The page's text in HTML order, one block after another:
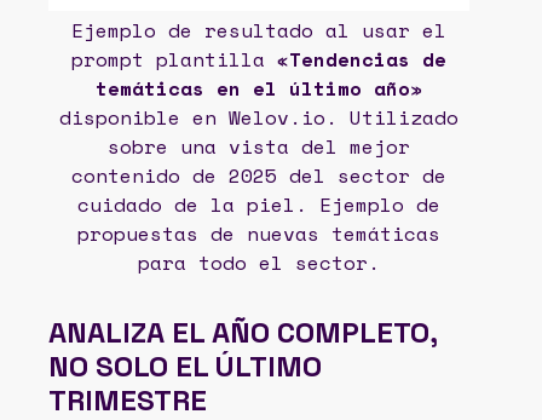
Ejemplo de resultado al usar el
prompt plantilla «Tendencias de
temáticas en el último año»
disponible en Welov.io. Utilizado
sobre una vista del mejor
contenido de 2025 del sector de
cuidado de la piel. Ejemplo de
propuestas de nuevas temáticas
para todo el sector.
ANALIZA EL AÑO COMPLETO,
NO SOLO EL ÚLTIMO
TRIMESTRE